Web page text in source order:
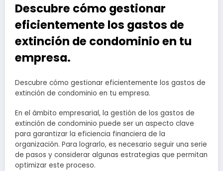
Descubre cómo gestionar
eficientemente los gastos de
extinción de condominio en tu
empresa.
Descubre cómo gestionar eficientemente los gastos de
extinción de condominio en tu empresa.
En el ámbito empresarial, la gestión de los gastos de
extinción de condominio puede ser un aspecto clave
para garantizar la eficiencia financiera de la
organización. Para lograrlo, es necesario seguir una serie
de pasos y considerar algunas estrategias que permitan
optimizar este proceso.